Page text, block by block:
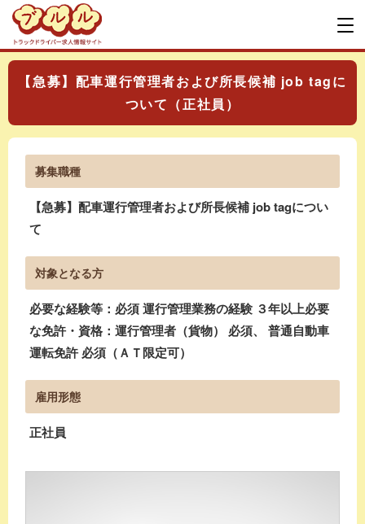
【急募】配車運行管理者および所長候補 job tagに
ついて（正社員）
募集職種
【急募】配車運行管理者および所長候補 job tagについ
て
対象となる方
必要な経験等：必須 運行管理業務の経験 ３年以上必要
な免許・資格：運行管理者（貨物） 必須、 普通自動車
運転免許 必須（ＡＴ限定可）
雇用形態
正社員